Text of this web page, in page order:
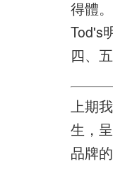
得體
Tod's
四、
上期
生，
品牌